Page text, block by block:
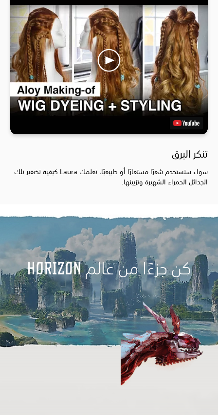
تنكر البرق
سواء ستستخدم شعرًا مستعارًا أو طبيعيًا، تعلمك Laura كيفية تضفير تلك
الجدائل الحمراء الشهيرة وتزيينها.
كن جزءًا من عالم Horizon